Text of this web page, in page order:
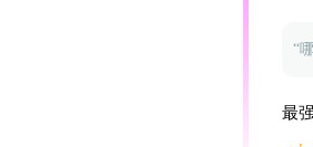
最